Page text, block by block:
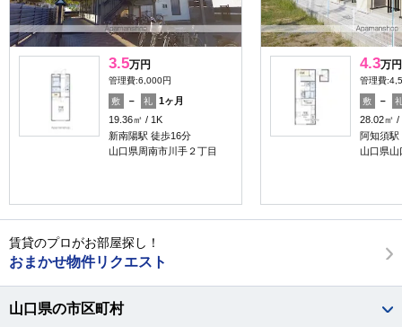
3.5万円
管理費:6,000円
敷 － 礼
1ヶ月
19.36㎡
1K
新南陽駅 徒歩16分
山口県周南市川手２丁目
4.3万円
管理費
敷 －
28.02㎡
阿知須駅
山口県山
賃貸のプロがお部屋探し！
おまかせ物件リクエスト
山口県の市区町村